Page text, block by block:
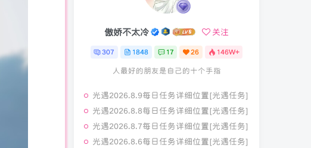
傲娇不太冷 关注
307 1848 17 26 146W+
人最好的朋友是自己的十个手指
光遇2026.8.9每日任务详细位置[光遇任务]
光遇2026.8.8每日任务详细位置[光遇任务]
光遇2026.8.7每日任务详细位置[光遇任务]
光遇2026.8.6每日任务详细位置[光遇任务]